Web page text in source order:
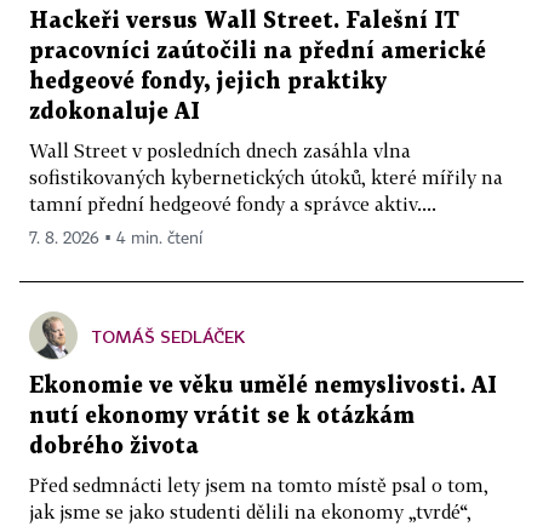
Hackeři versus Wall Street. Falešní IT
pracovníci zaútočili na přední americké
hedgeové fondy, jejich praktiky
zdokonaluje AI
Wall Street v posledních dnech zasáhla vlna
sofistikovaných kybernetických útoků, které mířily na
tamní přední hedgeové fondy a správce aktiv....
7. 8. 2026 ▪ 4 min. čtení
TOMÁŠ SEDLÁČEK
Ekonomie ve věku umělé nemyslivosti. AI
nutí ekonomy vrátit se k otázkám
dobrého života
Před sedmnácti lety jsem na tomto místě psal o tom,
jak jsme se jako studenti dělili na ekonomy „tvrdé“,